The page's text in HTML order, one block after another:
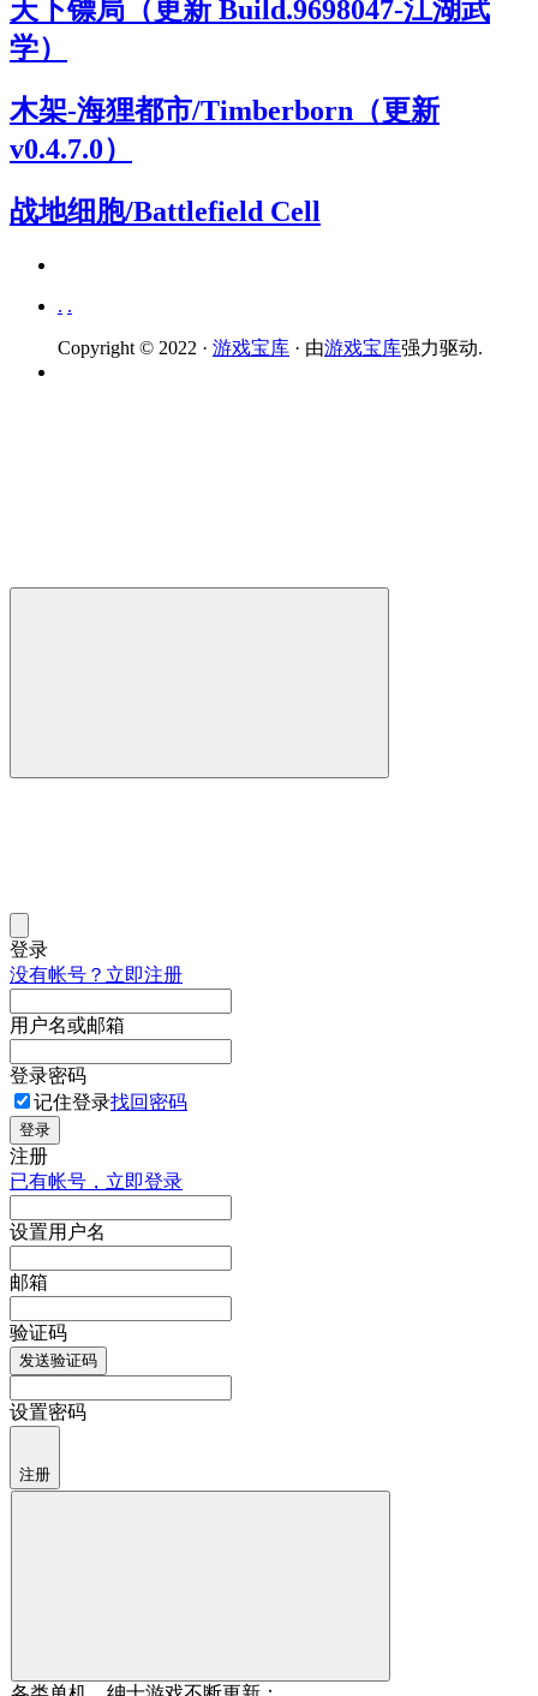
天下镖局（更新 Build.9698047-江湖武
学）
木架-海狸都市/Timberborn（更新
v0.4.7.0）
战地细胞/Battlefield Cell
. .
Copyright © 2022 · 游戏宝库 · 由游戏宝库强力驱动.
登录
没有帐号？立即注册
用户名或邮箱
登录密码
记住登录找回密码
登录
注册
已有帐号，立即登录
设置用户名
邮箱
验证码
发送验证码
设置密码
注册